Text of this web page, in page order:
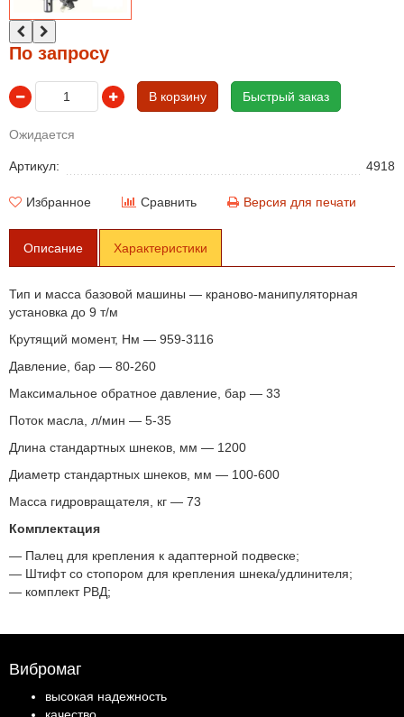
По запросу
В корзину Быстрый заказ
Ожидается
Артикул: 4918
Избранное Сравнить Версия для печати
Описание Характеристики
Тип и масса базовой машины — краново-манипуляторная
установка до 9 т/м
Крутящий момент, Нм — 959-3116
Давление, бар — 80-260
Максимальное обратное давление, бар — 33
Поток масла, л/мин — 5-35
Длина стандартных шнеков, мм — 1200
Диаметр стандартных шнеков, мм — 100-600
Масса гидровращателя, кг — 73
Комплектация
— Палец для крепления к адаптерной подвеске;
— Штифт со стопором для крепления шнека/удлинителя;
— комплект РВД;
Вибромаг
высокая надежность